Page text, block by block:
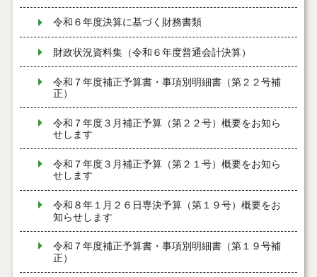
令和６年度決算に基づく財務書類
財政状況資料集（令和６年度普通会計決算）
令和７年度補正予算書・事項別明細書（第２２号補
正）
令和７年度３月補正予算（第２２号）概要をお知ら
せします
令和７年度３月補正予算（第２１号）概要をお知ら
せします
令和８年１月２６日専決予算（第１９号）概要をお
知らせします
令和７年度補正予算書・事項別明細書（第１９号補
正）